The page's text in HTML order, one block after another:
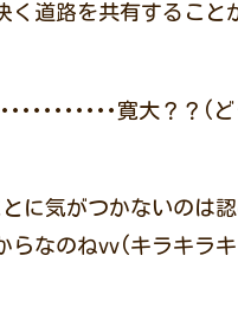
く道路を共有すること
････････寛大？？(
に気がつかないのは
らなのねvv(キラキラ